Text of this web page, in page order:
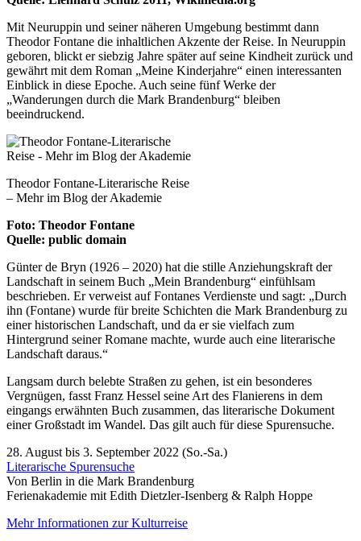
Mit Neuruppin und seiner näheren Umgebung bestimmt dann
Theodor Fontane die inhaltlichen Akzente der Reise. In Neuruppin
geboren, blickt er siebzig Jahre später auf seine Kindheit zurück und
gewährt mit dem Roman „Meine Kinderjahre“ einen interessanten
Einblick in diese Epoche. Auch seine fünf Werke der
„Wanderungen durch die Mark Brandenburg“ bleiben
beeindruckend.
Theodor Fontane-Literarische Reise
– Mehr im Blog der Akademie
Foto: Theodor Fontane
Quelle: public domain
Günter de Bryn (1926 – 2020) hat die stille Anziehungskraft der
Landschaft in seinem Buch „Mein Brandenburg“ einfühlsam
beschrieben. Er verweist auf Fontanes Verdienste und sagt: „Durch
ihn (Fontane) wurde für breite Schichten die Mark Brandenburg zu
einer historischen Landschaft, und da er sie vielfach zum
Hintergrund seiner Romane machte, wurde auch eine literarische
Landschaft daraus.“
Langsam durch belebte Straßen zu gehen, ist ein besonderes
Vergnügen, fasst Franz Hessel seine Art des Flanierens in dem
eingangs erwähnten Buch zusammen, das literarische Dokument
einer Großstadt im Wandel. Das gilt auch für diese Spurensuche.
28. August bis 3. September 2022 (So.-Sa.)
Literarische Spurensuche
Von Berlin in die Mark Brandenburg
Ferienakademie mit Edith Dietzler-Isenberg & Ralph Hoppe
Mehr Informationen zur Kulturreise